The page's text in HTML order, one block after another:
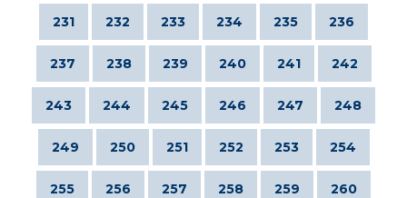
231 232 233 234 235 236
237 238 239 240 241 242
243 244 245 246 247 248
249 250 251 252 253 254
255 256 257 258 259 260